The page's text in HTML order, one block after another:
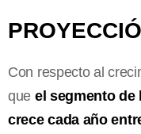
Con respecto al
que el segmento
crece cada año